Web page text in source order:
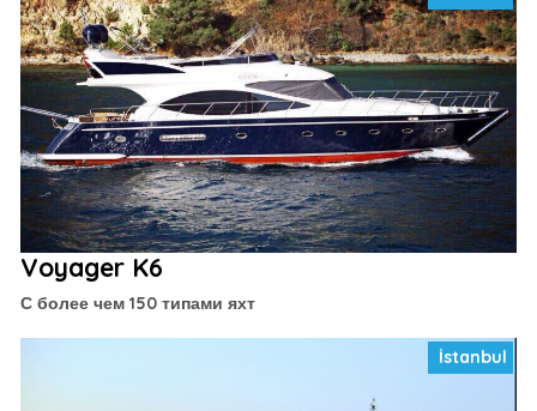
Voyager K6
С более чем 150 типами яхт
İstanbul